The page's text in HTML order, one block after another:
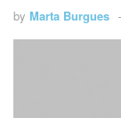
by Marta Burgues